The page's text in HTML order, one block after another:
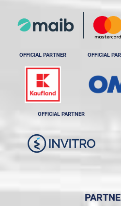
OFFICIAL PARTNER OFFICIAL
OFFICIAL PARTNER